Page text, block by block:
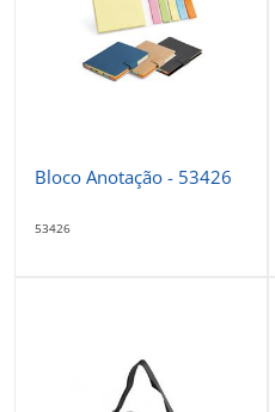
Bloco Anotação - 53426
53426